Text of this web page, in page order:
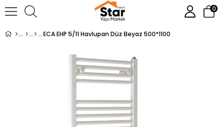
0
ECA EHP 5/11 Havlupan Düz Beyaz 500*1100